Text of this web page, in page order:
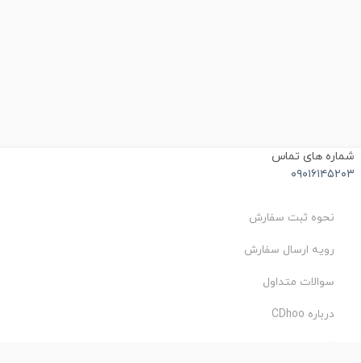
شماره های تماس
۰۹۰۱۶۱۴۵۲۰۳
نحوه ثبت سفارش
رویه ارسال سفارش
سوالات متداول
درباره CDhoo